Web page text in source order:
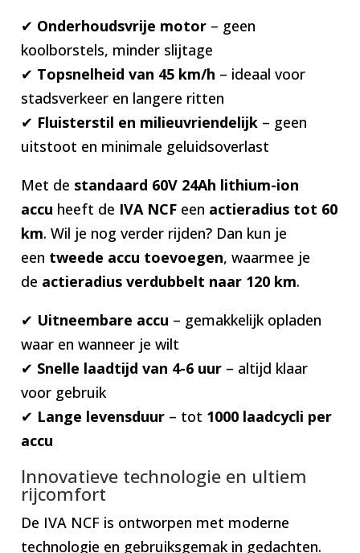
✔ Onderhoudsvrije motor – geen
koolborstels, minder slijtage
✔ Topsnelheid van 45 km/h – ideaal voor
stadsverkeer en langere ritten
✔ Fluisterstil en milieuvriendelijk – geen
uitstoot en minimale geluidsoverlast
Met de standaard 60V 24Ah lithium-ion
accu heeft de IVA NCF een actieradius tot 60
km. Wil je nog verder rijden? Dan kun je
een tweede accu toevoegen, waarmee je
de actieradius verdubbelt naar 120 km.
✔ Uitneembare accu – gemakkelijk opladen
waar en wanneer je wilt
✔ Snelle laadtijd van 4-6 uur – altijd klaar
voor gebruik
✔ Lange levensduur – tot 1000 laadcycli per
accu
Innovatieve technologie en ultiem
rijcomfort
De IVA NCF is ontworpen met moderne
technologie en gebruiksgemak in gedachten.